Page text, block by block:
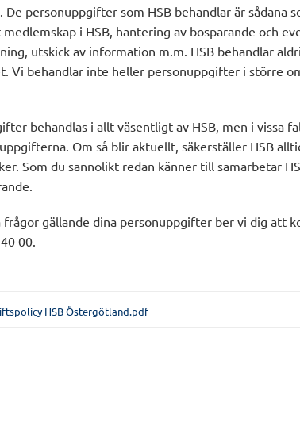
personuppgifter som HSB behandlar är sådana
i HSB, hantering av bosparande och
utskick av information m.m. HSB behandlar
Vi behandlar inte heller personuppgifter i större
behandlas i allt väsentligt av HSB, men i vissa
Om så blir aktuellt, säkerställer HSB
Som du sannolikt redan känner till samarbetar
frågor gällande dina personuppgifter ber vi dig att
00.
HSB Östergötland.pdf